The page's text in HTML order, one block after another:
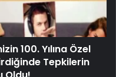
100. Yılına Özel
Tepkilerin